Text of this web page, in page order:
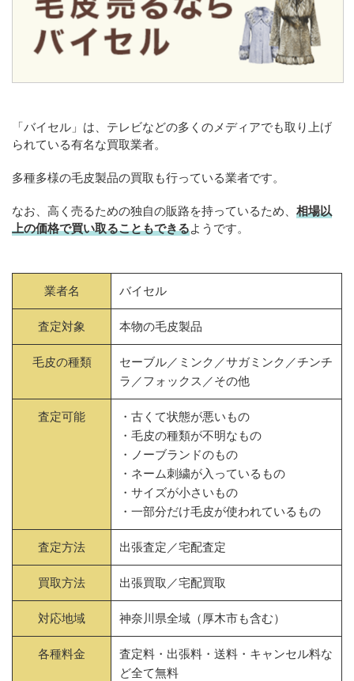
「バイセル」は、テレビなどの多くのメディアでも取り上げ
られている有名な買取業者。
多種多様の毛皮製品の買取も行っている業者です。
なお、高く売るための独自の販路を持っているため、 相場以
上の価格で買い取ることもできるようです。
業者名 バイセル
査定対象 本物の毛皮製品
毛皮の種類
セーブル／ミンク／サガミンク／チンチ
ラ／フォックス／その他
査定可能
・古くて状態が悪いもの
・毛皮の種類が不明なもの
・ノーブランドのもの
・ネーム刺繍が入っているもの
・サイズが小さいもの
・一部分だけ毛皮が使われているもの
査定方法 出張査定／宅配査定
買取方法 出張買取／宅配買取
対応地域 神奈川県全域（厚木市も含む）
各種料金
査定料・出張料・送料・キャンセル料な
ど全て無料